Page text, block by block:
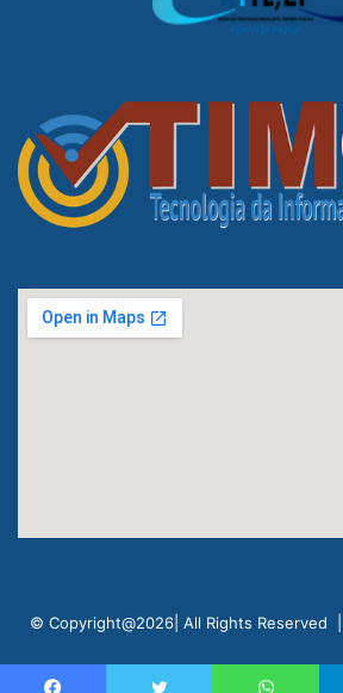
© Copyright@2026| All Rights Reserved |